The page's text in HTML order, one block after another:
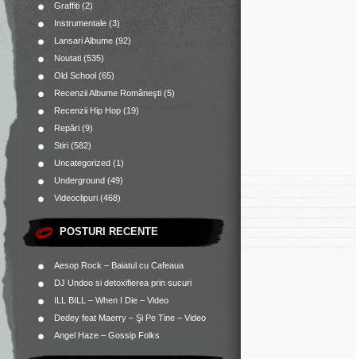
Graffiti (2)
Instrumentale (3)
Lansari Albume (92)
Noutati (535)
Old School (65)
Recenzii Albume Româneşti (5)
Recenzii Hip Hop (19)
Repări (9)
Stiri (582)
Uncategorized (1)
Underground (49)
Videoclipuri (468)
POSTURI RECENTE
Aesop Rock – Baiatul cu Cafeaua
DJ Undoo si detoxifierea prin sucuri
ILL BILL – When I Die – Video
Dedey feat Maerry – Şi Pe Tine – Video
Angel Haze – Gossip Folks